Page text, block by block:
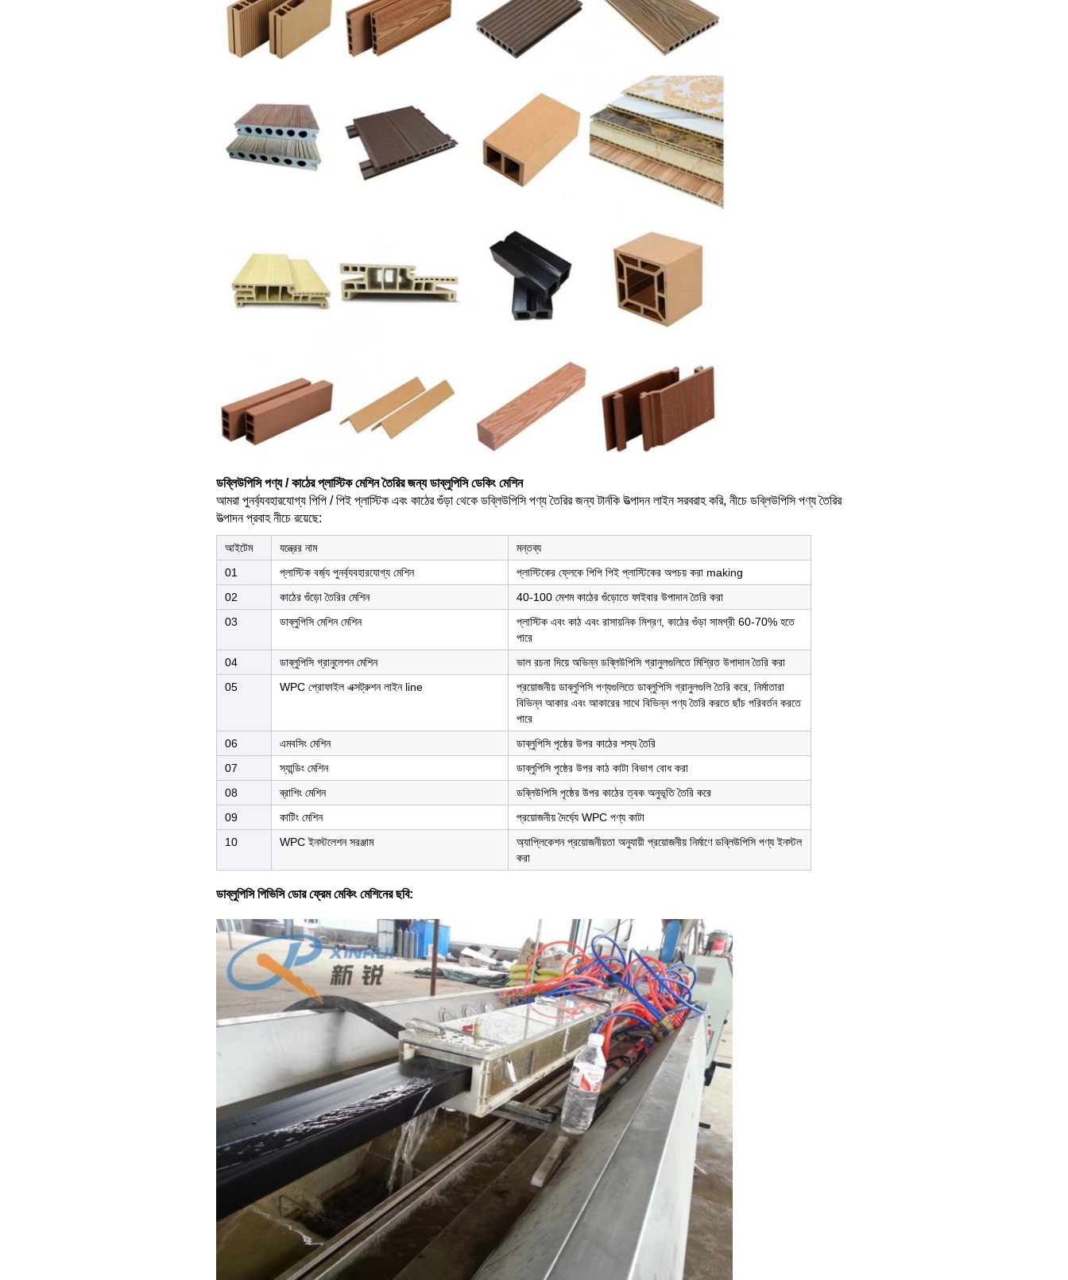
ডব্লিউপিসি পণ্য / কাঠের প্লাস্টিক মেশিন তৈরির জন্য ডাব্লুপিসি ডেকিং মেশিন
আমরা পুনর্ব্যবহারযোগ্য পিপি / পিই প্লাস্টিক এবং কাঠের গুঁড়া থেকে ডব্লিউপিসি পণ্য তৈরির জন্য টার্নকি উত্পাদন লাইন সরবরাহ করি, নীচে ডব্লিউপিসি পণ্য তৈরির
উত্পাদন প্রবাহ নীচে রয়েছে:
আইটেম যন্ত্রের নাম
মন্তব্য
01
প্লাস্টিক বর্জ্য পুনর্ব্যবহারযোগ্য মেশিন
প্লাস্টিকের ফ্লেকে পিপি পিই প্লাস্টিকের অপচয় করা making
02
কাঠের গুঁড়ো তৈরির মেশিন
40-100 মেশম কাঠের গুঁড়োতে ফাইবার উপাদান তৈরি করা
03
ডাব্লুপিসি মেশিন মেশিন
প্লাস্টিক এবং কাঠ এবং রাসায়নিক মিশ্রণ, কাঠের গুঁড়া সামগ্রী 60-70% হতে
পারে
04
ডাব্লুপিসি গ্রানুলেশন মেশিন
ভাল রচনা দিয়ে অভিন্ন ডব্লিউপিসি গ্রানুলগুলিতে মিশ্রিত উপাদান তৈরি করা
05
WPC প্রোফাইল এক্সট্রুশন লাইন line
প্রয়োজনীয় ডাব্লুপিসি পণ্যগুলিতে ডাব্লুপিসি গ্রানুলগুলি তৈরি করে, নির্মাতারা
বিভিন্ন আকার এবং আকারের সাথে বিভিন্ন পণ্য তৈরি করতে ছাঁচ পরিবর্তন করতে
পারে
06
এমবসিং মেশিন
ডাব্লুপিসি পৃষ্ঠের উপর কাঠের শস্য তৈরি
07
স্যান্ডিং মেশিন
ডাব্লুপিসি পৃষ্ঠের উপর কাঠ কাটা বিভাগ বোধ করা
08
ব্রাশিং মেশিন
ডব্লিউপিসি পৃষ্ঠের উপর কাঠের ত্বক অনুভূতি তৈরি করে
09
কাটিং মেশিন
প্রয়োজনীয় দৈর্ঘ্যে WPC পণ্য কাটা
10
WPC ইনস্টলেশন সরঞ্জাম
অ্যাপ্লিকেশন প্রয়োজনীয়তা অনুযায়ী প্রয়োজনীয় নির্মাণে ডব্লিউপিসি পণ্য ইনস্টল
করা
ডাব্লুপিসি পিভিসি ডোর ফ্রেম মেকিং মেশিনের ছবি: